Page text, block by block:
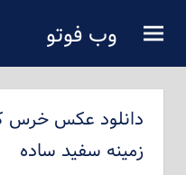
محتوای
اصلی
وب فوتو
دانلود عکس خرس
زمینه سفید ساده